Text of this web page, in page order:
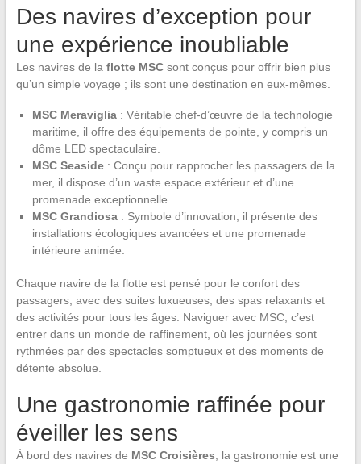
Des navires d’exception pour
une expérience inoubliable
Les navires de la flotte MSCsont conçus pour offrir bien plus
qu’un simple voyage ; ils sont une destination en eux-mêmes.
MSC Meraviglia: Véritable chef-d’œuvre de la technologie
maritime, il offre des équipements de pointe, y compris un
dôme LED spectaculaire.
MSC Seaside: Conçu pour rapprocher les passagers de la
mer, il dispose d’un vaste espace extérieur et d’une
promenade exceptionnelle.
MSC Grandiosa: Symbole d’innovation, il présente des
installations écologiques avancées et une promenade
intérieure animée.
Chaque navire de la flotte est pensé pour le confort des
passagers, avec des suites luxueuses, des spas relaxants et
des activités pour tous les âges. Naviguer avec MSC, c’est
entrer dans un monde de raffinement, où les journées sont
rythmées par des spectacles somptueux et des moments de
détente absolue.
Une gastronomie raffinée pour
éveiller les sens
À bord des navires de MSC Croisières , la gastronomie est une